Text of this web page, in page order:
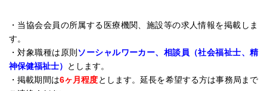
・当協会会員の所属する医療機関、施設等の求人情報を掲載しま
す。
・対象職種は原則 ソーシャルワーカー、相談員（社会福祉士、精
神保健福祉士）
とします。
・掲載期間は6ヶ月程度とします。延長を希望する方は事務局まで